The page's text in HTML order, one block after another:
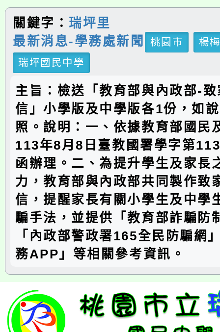
關鍵字： 瑞坪里
最新消息-學務處新聞
桃園市
楊
瑞坪國民中學
主旨：檢送「教育部與內政部-
信」小學版及中學版各1份，如
照。說明：一、依據教育部國民
113年8月8日臺教國署學字第
函辦理。二、為提升學生及家長
力，教育部與內政部共同製作致
信，提醒家長有關小學生及中學
騙手法，並提供「教育部詐騙防
「內政部警政署165全民防騙網
務APP」等相關參考資訊。